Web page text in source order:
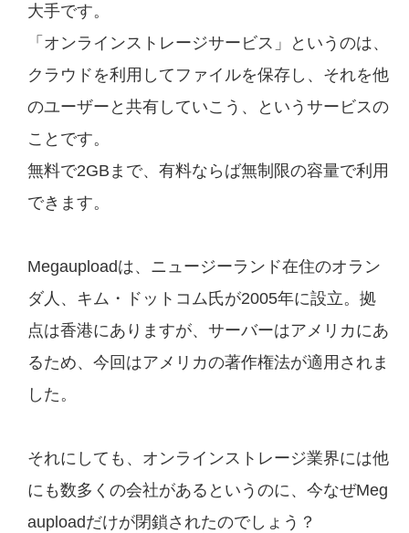
大手です。
「オンラインストレージサービス」というのは、
クラウドを利用してファイルを保存し、それを他
のユーザーと共有していこう、というサービスの
ことです。
無料で2GBまで、有料ならば無制限の容量で利用
できます。
Megauploadは、ニュージーランド在住のオラン
ダ人、キム・ドットコム氏が2005年に設立。拠
点は香港にありますが、サーバーはアメリカにあ
るため、今回はアメリカの著作権法が適用されま
した。
それにしても、オンラインストレージ業界には他
にも数多くの会社があるというのに、今なぜMeg
auploadだけが閉鎖されたのでしょう？